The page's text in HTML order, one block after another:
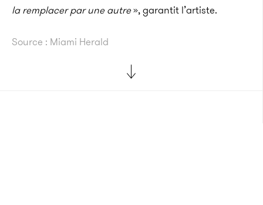
la remplacer par une autre», garantit l’artiste.
Source : Miami Herald